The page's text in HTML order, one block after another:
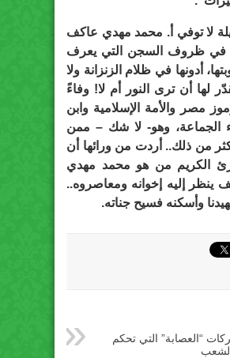
لا توفي أ. محمد مهدي عاكف
في ظروف السجن التي يعرف
أدونها في ظلام الزنزانة ولا
لها أن ترى النور أم لا! وفاءً
مصر والأمة الإسلامية وابن
الجماعة، وهو- لا شك – ممن
من ذلك.. أردت من ورائها أن
الكريم من هو محمد مهدي
ينظر إليه إخوانه ومعاصروه..
وأسكنه فسيح جناته.
“العصابة” التي تحكم